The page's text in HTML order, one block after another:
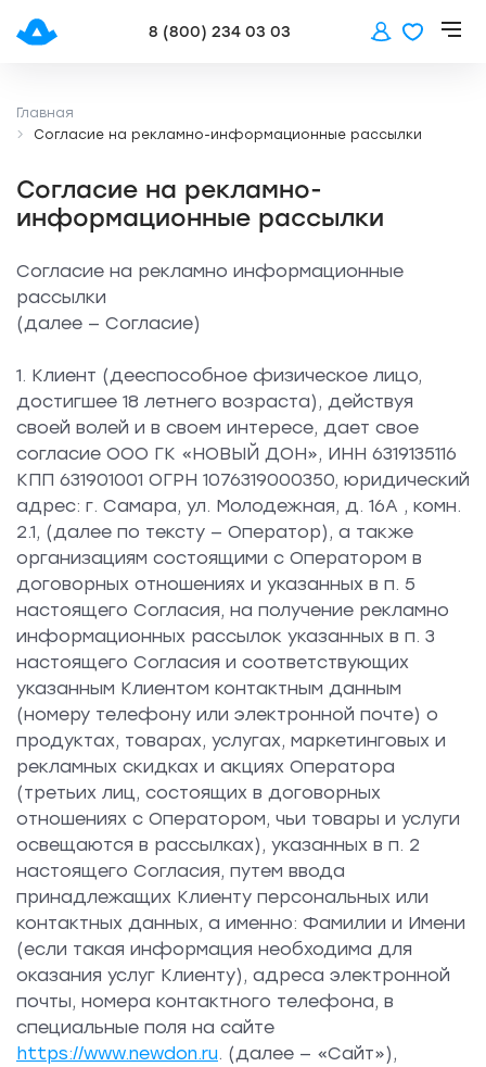
8 (800) 234 03 03
Главная
Согласие на рекламно-информационные рассылки
Согласие на рекламно-
информационные рассылки
Согласие на рекламно информационные
рассылки
(далее — Согласие)
1. Клиент (дееспособное физическое лицо,
достигшее 18 летнего возраста), действуя
своей волей и в своем интересе, дает свое
согласие ООО ГК «НОВЫЙ ДОН», ИНН 6319135116
КПП 631901001 ОГРН 1076319000350, юридический
адрес: г. Самара, ул. Молодежная, д. 16А , комн.
2.1, (далее по тексту — Оператор), а также
организациям состоящими с Оператором в
договорных отношениях и указанных в п. 5
настоящего Согласия, на получение рекламно
информационных рассылок указанных в п. 3
настоящего Согласия и соответствующих
указанным Клиентом контактным данным
(номеру телефону или электронной почте) о
продуктах, товарах, услугах, маркетинговых и
рекламных скидках и акциях Оператора
(третьих лиц, состоящих в договорных
отношениях с Оператором, чьи товары и услуги
освещаются в рассылках), указанных в п. 2
настоящего Согласия, путем ввода
принадлежащих Клиенту персональных или
контактных данных, а именно: Фамилии и Имени
(если такая информация необходима для
оказания услуг Клиенту), адреса электронной
почты, номера контактного телефона, в
специальные поля на сайте
https://www.newdon.ru. (далее — «Сайт»),